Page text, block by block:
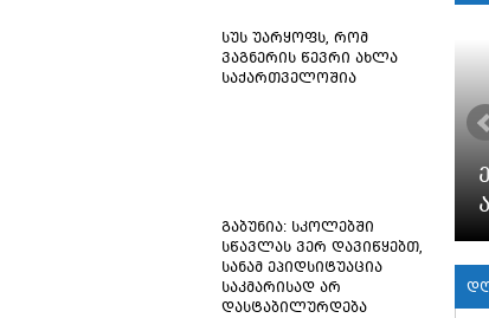
სუს უარყოფს, რომ
ვაგნერის წევრი ახლა
საქართველოშია
გაბუნია: სკოლებში
სწავლას ვერ დავიწყებთ,
სანამ ეპიდსიტუაცია
საკმარისად არ
დასტაბილურდება